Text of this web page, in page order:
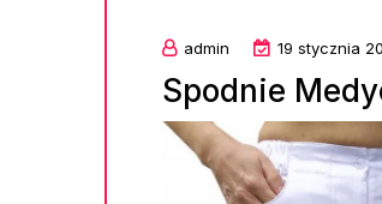
admin 19 stycznia
Spodnie